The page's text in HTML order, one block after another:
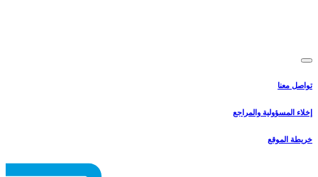
تواصل معنا
إخلاء المسؤولية والمراجع
خريطة الموقع